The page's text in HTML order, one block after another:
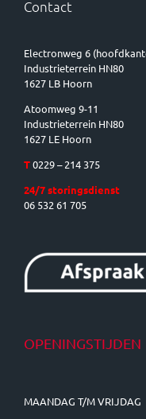
Contact
Electronweg 6
Industrieterrein HN80
1627 LB Hoorn
Atoomweg 9-11
Industrieterrein HN80
1627 LE Hoorn
T0229 – 214 375
24/7 storingsdienst
06 532 61 705
OPENINGSTIJDEN
MAANDAG T/M VRIJDAG